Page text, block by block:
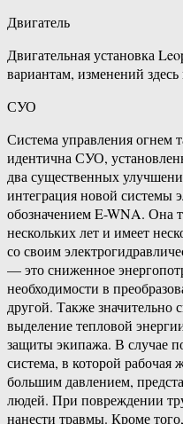
Двигатель
Двигательная установка
вариантам, изменений здесь
СУО
Система управления огнем
идентична СУО,
два существенных
интеграция новой системы
обозначением E-WNA. Она
нескольких лет и имеет
со своим
— это сниженное
необходимости в
другой. Также значительно
выделение тепловой
защиты экипажа. В случае
система, в которой рабочая
большим давлением,
людей. При повреждении
нанести травмы. Кроме